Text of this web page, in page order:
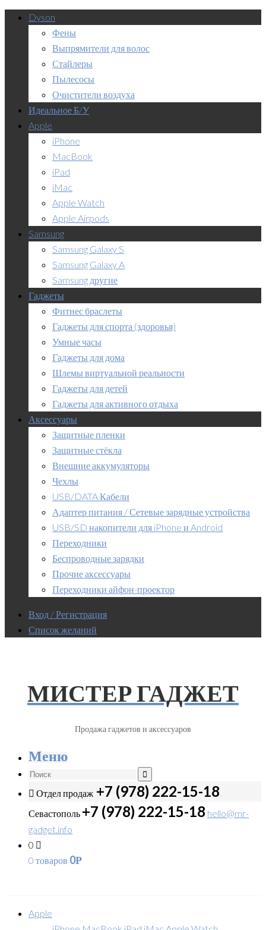
Dyson
Фены
Выпрямители для волос
Стайлеры
Пылесосы
Очистители воздуха
Идеальное Б/У
Apple
iPhone
MacBook
iPad
iMac
Apple Watch
Apple Airpods
Samsung
Samsung Galaxy S
Samsung Galaxy A
Samsung другие
Гаджеты
Фитнес браслеты
Гаджеты для спорта (здоровья)
Умные часы
Гаджеты для дома
Шлемы виртуальной реальности
Гаджеты для детей
Гаджеты для активного отдыха
Аксессуары
Защитные пленки
Защитные стёкла
Внешние аккумуляторы
Чехлы
USB/DATA Кабели
Адаптер питания / Сетевые зарядные устройства
USB/SD накопители для iPhone и Android
Переходники
Беспроводные зарядки
Прочие аксессуары
Переходники айфон-проектор
Вход / Регистрация
Список желаний
МИСТЕР ГАДЖЕТ
Продажа гаджетов и аксессуаров
Меню
Отдел продаж +7 (978) 222-15-18
Севастополь +7 (978) 222-15-18 hello@mr-
gadget.info
0
0 товаров 0Р
Apple